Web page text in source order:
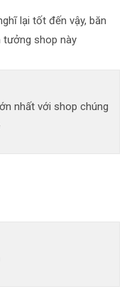
lại tốt đến vậy, băn
tưởng shop này
nhất với shop chúng